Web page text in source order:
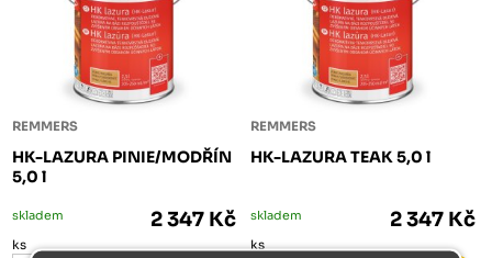
REMMERS
HK-LAZURA PINIE/MODŘÍN
5,0 l
skladem 2 347 Kč
ks
REMMERS
HK-LAZURA TEAK 5,0 l
skladem 2 347 Kč
ks